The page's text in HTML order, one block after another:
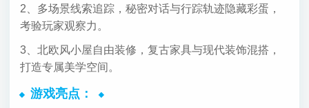
2、多场景线索追踪，秘密对话与行踪轨迹隐藏彩蛋，
考验玩家观察力。
3、北欧风小屋自由装修，复古家具与现代装饰混搭，
打造专属美学空间。
游戏亮点：